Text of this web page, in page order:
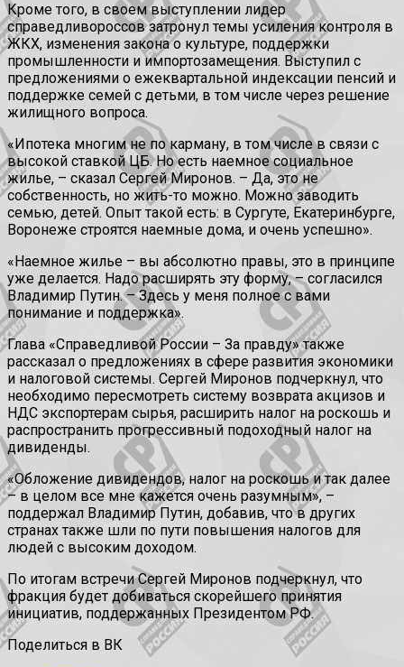
Кроме того, в своем выступлении лидер
справедливороссов затронул темы усиления контроля в
ЖКХ, изменения закона о культуре, поддержки
промышленности и импортозамещения. Выступил с
предложениями о ежеквартальной индексации пенсий и
поддержке семей с детьми, в том числе через решение
жилищного вопроса.
«Ипотека многим не по карману, в том числе в связи с
высокой ставкой ЦБ. Но есть наемное социальное
жилье, – сказал Сергей Миронов. – Да, это не
собственность, но жить-то можно. Можно заводить
семью, детей. Опыт такой есть: в Сургуте, Екатеринбурге,
Воронеже строятся наемные дома, и очень успешно».
«Наемное жилье – вы абсолютно правы, это в принципе
уже делается. Надо расширять эту форму, – согласился
Владимир Путин. – Здесь у меня полное с вами
понимание и поддержка».
Глава «Справедливой России – За правду» также
рассказал о предложениях в сфере развития экономики
и налоговой системы. Сергей Миронов подчеркнул, что
необходимо пересмотреть систему возврата акцизов и
НДС экспортерам сырья, расширить налог на роскошь и
распространить прогрессивный подоходный налог на
дивиденды.
«Обложение дивидендов, налог на роскошь и так далее
– в целом все мне кажется очень разумным», –
поддержал Владимир Путин, добавив, что в других
странах также шли по пути повышения налогов для
людей с высоким доходом.
По итогам встречи Сергей Миронов подчеркнул, что
фракция будет добиваться скорейшего принятия
инициатив, поддержанных Президентом РФ.
Поделиться в ВК